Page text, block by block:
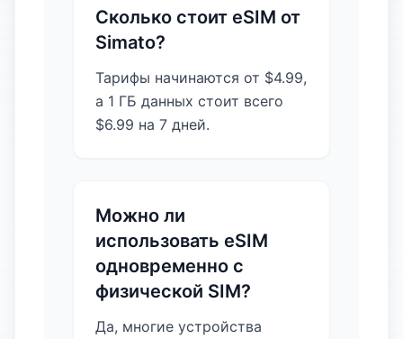
Сколько стоит eSIM от
Simato?
Тарифы начинаются от $4.99,
а 1 ГБ данных стоит всего
$6.99 на 7 дней.
Можно ли
использовать eSIM
одновременно с
физической SIM?
Да, многие устройства